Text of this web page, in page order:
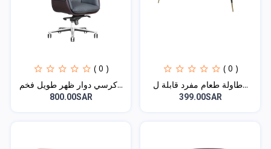
( 0 )
كرسي دوار ظهر طويل فخم...
800.00SAR
( 0 )
طاولة طعام مفرد قابلة ل...
399.00SAR